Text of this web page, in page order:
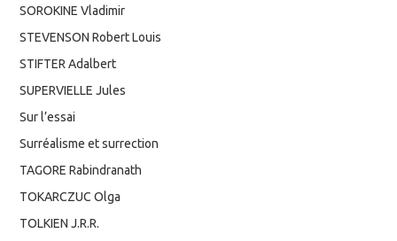
SOROKINE Vladimir
STEVENSON Robert Louis
STIFTER Adalbert
SUPERVIELLE Jules
Sur l’essai
Surréalisme et surrection
TAGORE Rabindranath
TOKARCZUC Olga
TOLKIEN J.R.R.